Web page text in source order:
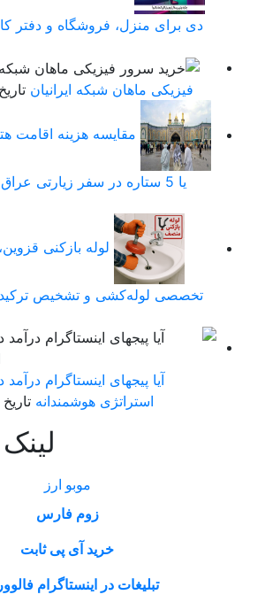
دی برای منزل، فروشگاه و دفتر کار
فیزیکی ماهان شبکه ایرانیان تاریخ انتشار: 3 دی
مقایسه هزینه اقامت هتل
لوله بازکنی قزوین،
تخصصی لوله‌کشی و تشخیص ترکیدگی
آیا پیجهای اینستاگرام درآمد
استراتژی هوشمندانه تاریخ انتشار: 19 آذر
لینک
موبو ارز
زوم فارس
خرید آی پی ثابت
تبلیغات در اینستاگرام فالووریاب